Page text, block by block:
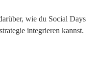
wie du Social Days
integrieren kannst.